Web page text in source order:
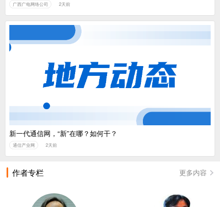
广西广电网络公司 2天前
新一代通信网，“新”在哪？如何干？
通信产业网 2天前
作者专栏 更多内容